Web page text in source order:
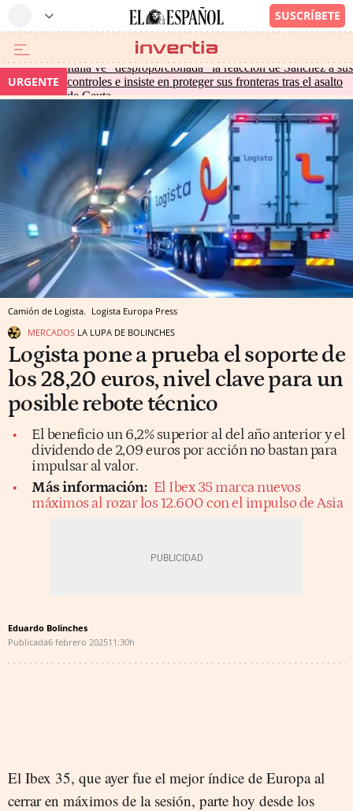
URGENTE
Italia ve "desproporcionada" la reacción de Sánchez a sus
controles e insiste en proteger sus fronteras tras el asalto
de Ceuta
Camión de Logista. Logista Europa Press
MERCADOS LA LUPA DE BOLINCHES
Logista pone a prueba el soporte de
los 28,20 euros, nivel clave para un
posible rebote técnico
El beneficio un 6,2% superior al del año anterior y el
dividendo de 2,09 euros por acción no bastan para
impulsar al valor.
Más información: El Ibex 35 marca nuevos
máximos al rozar los 12.600 con el impulso de Asia
Eduardo Bolinches
Publicada6 febrero 202511:30h
El Ibex 35, que ayer fue el mejor índice de Europa al
cerrar en máximos de la sesión, parte hoy desde los